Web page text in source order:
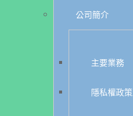
公司簡介
主要業務
隱私權政